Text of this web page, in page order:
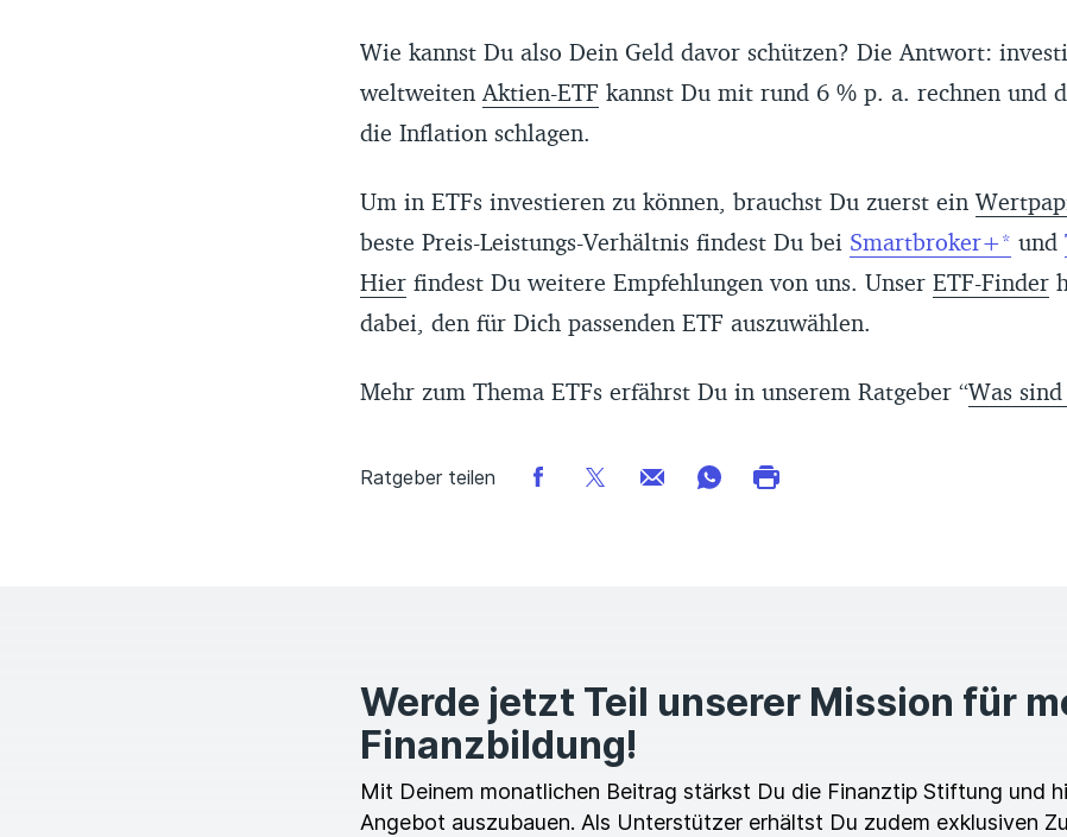
Wie kannst Du also Dein Geld davor schützen? Die Antwort:
weltweitenAktien-ETF kannst Du mit rund 6 % p. a. rechnen und
die Inflation schlagen.
Um in ETFs investieren zu können, brauchst Du zuerst ein
beste Preis-Leistungs-Verhältnis findest Du bei Smartbroker+ und
Hierfindest Du weitere Empfehlungen von uns. Unser ETF-Finder
dabei, den für Dich passenden ETF auszuwählen.
Mehr zum Thema ETFs erfährst Du in unserem Ratgeber “Was sind
Ratgeber teilen
Werde jetzt Teil unserer Mission für
Finanzbildung!
Mit Deinem monatlichen Beitrag stärkst Du die Finanztip Stiftung und
Angebot auszubauen. Als Unterstützer erhältst Du zudem exklusiven